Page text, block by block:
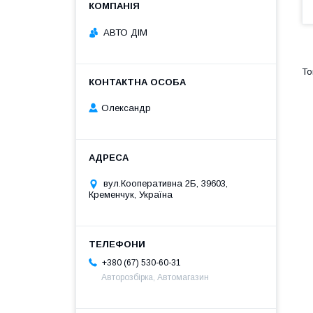
АВТО ДІМ
Олександр
вул.Кооперативна 2Б, 39603,
Кременчук, Україна
+380 (67) 530-60-31
Авторозбірка, Автомагазин